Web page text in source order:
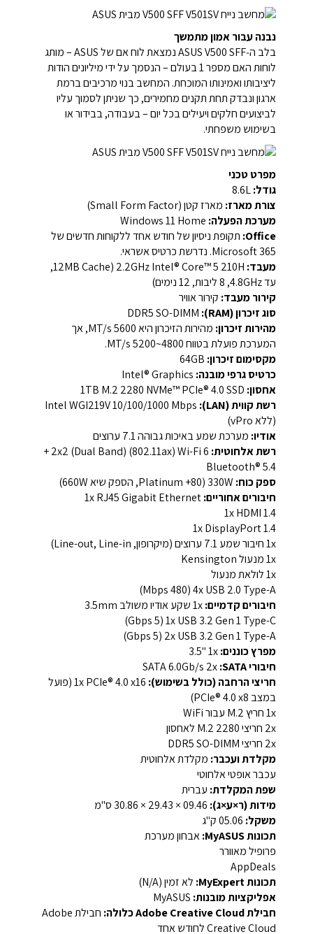
נבנה עבור אמון מתמשך
בלב ה‑ASUS V500 SFF נמצאת לוח אם של ASUS – מותג
לוחות האם מספר 1 בעולם – הנסמך על ידי מיליונים הודות
ליציבותו ואמינותו המוכחת. המחשב בנוי מרכיבים ברמת
ארגון ונבדק תחת תקנים מחמירים, כך שניתן לסמוך עליו
לביצועים חלקים ויעילים בכל יום – בעבודה, בבידור או
בשימוש משפחתי.
מפרט טכני
גודל:
צורת מארז: מארז קטן (Small Form Factor)
מערכת הפעלה:
Office: תקופת ניסיון של חודש אחד ללקוחות חדשים של
Microsoft 365. נדרשת כרטיס אשראי.
מעבד:
Intel® Core™ 5 210H ‏2.2GHz ‏(‏12MB Cache,
עד 4.8GHz‏, ‏8 ליבות, ‏12 נימים‏)
קירור מעבד: קירור אוויר
סוג זיכרון (RAM):
מהירות זיכרון:
מהירות הזיכרון היא ‏5600 MT/s‏, אך
המערכת פועלת בטווח ‏4800~5200 MT/s‏.
מקסימום זיכרון:
כרטיס גרפי מובנה:
אחסון:
רשת קווית (LAN):
(ללא vPro‏)
אודיו: ‏מערכת שמע באיכות גבוהה 7.1 ערוצים‏
רשת אלחוטית:
‏Wi-Fi 6‏ (802.11ax‏) ‏(Dual Band‏) ‎2x2‎‏ +
ספק כוח:
חיבורים אחוריים:
1x HDMI 1.4‏
1x DisplayPort 1.4‏
1x חיבור שמע 7.1 ערוצים (מיקרופון, Line-out, Line-in)‏
1x מנעול Kensington‏
1x לולאת מנעול‏
4x USB 2.0 Type-A ‏(‏480 Mbps‏)
חיבורים קדמיים:
1x USB 3.2 Gen 1 Type-C ‏(‏5 Gbps‏)
2x USB 3.2 Gen 1 Type-A ‏(‏5 Gbps‏)
מפרץ כוננים:
חיבורי SATA:
חריצי הרחבה (כולל בשימוש):
1x PCIe® 4.0 x16 ‏(פועל
במצב ‏PCIe® 4.0 x8‏)‏
1x חריץ ‏M.2‏ עבור WiFi‏
2x חריצי ‏M.2 2280‏ לאחסון‏
2x חריצי ‏DDR5 SO-DIMM‏‏
מקלדת ועכבר: מקלדת אלחוטית
עכבר אופטי אלחוטי
שפת המקלדת: עברית
מידות (ר×ע×ג):
משקל:
תכונות MyASUS:
אבחון מערכת‏
פרופיל מאוורר‏
AppDeals‏
תכונות MyExpert:
לא זמין (N/A)‏
אפליקציות מובנות:
חבילת ‏Adobe Creative Cloud‏ כלולה:
חבילת ‏Adobe
Creative Cloud‏ לחודש אחד